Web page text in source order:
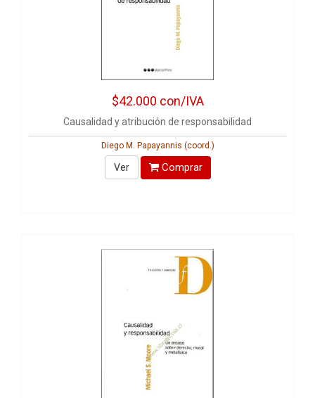
$42.000 con/IVA
Causalidad y atribución de responsabilidad
Diego M. Papayannis (coord.)
Ver Comprar